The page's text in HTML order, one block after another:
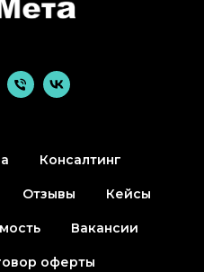
Консалтинг
Отзывы Кейсы
Вакансии
оферты